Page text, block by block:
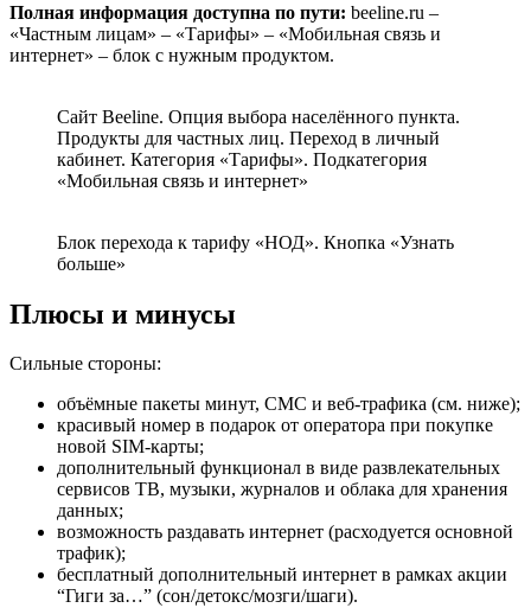
Полная информация доступна по пути: beeline.ru –
«Частным лицам» – «Тарифы» – «Мобильная связь и
интернет» – блок с нужным продуктом.
Сайт Beeline. Опция выбора населённого пункта.
Продукты для частных лиц. Переход в личный
кабинет. Категория «Тарифы». Подкатегория
«Мобильная связь и интернет»
Блок перехода к тарифу «НОД». Кнопка «Узнать
больше»
Плюсы и минусы
Сильные стороны:
объёмные пакеты минут, СМС и веб-трафика (см. ниже);
красивый номер в подарок от оператора при покупке
новой SIM-карты;
дополнительный функционал в виде развлекательных
сервисов ТВ, музыки, журналов и облака для хранения
данных;
возможность раздавать интернет (расходуется основной
трафик);
бесплатный дополнительный интернет в рамках акции
“Гиги за…” (сон/детокс/мозги/шаги).